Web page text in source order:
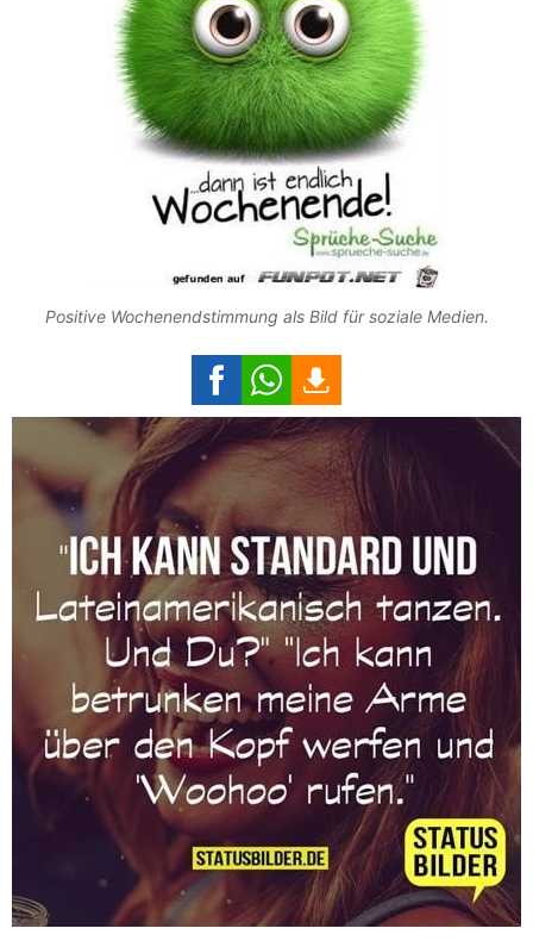
Positive Wochenendstimmung als Bild für soziale Medien.